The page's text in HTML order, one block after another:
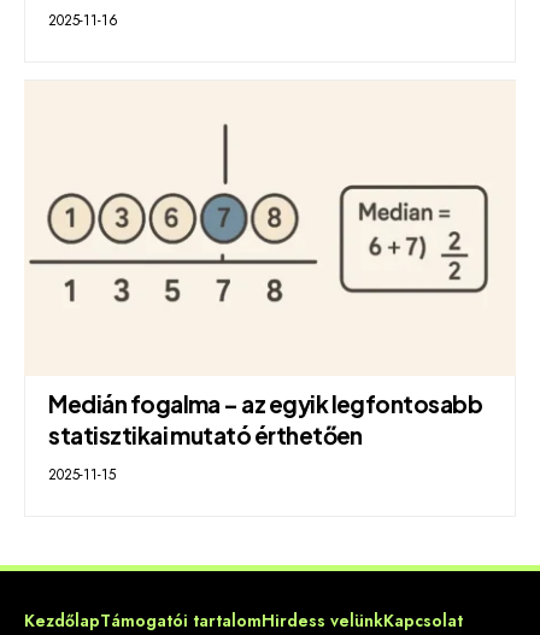
2025-11-16
Medián fogalma – az egyik legfontosabb
statisztikai mutató érthetően
2025-11-15
KezdőlapTámogatói tartalomHirdess velünkKapcsolat